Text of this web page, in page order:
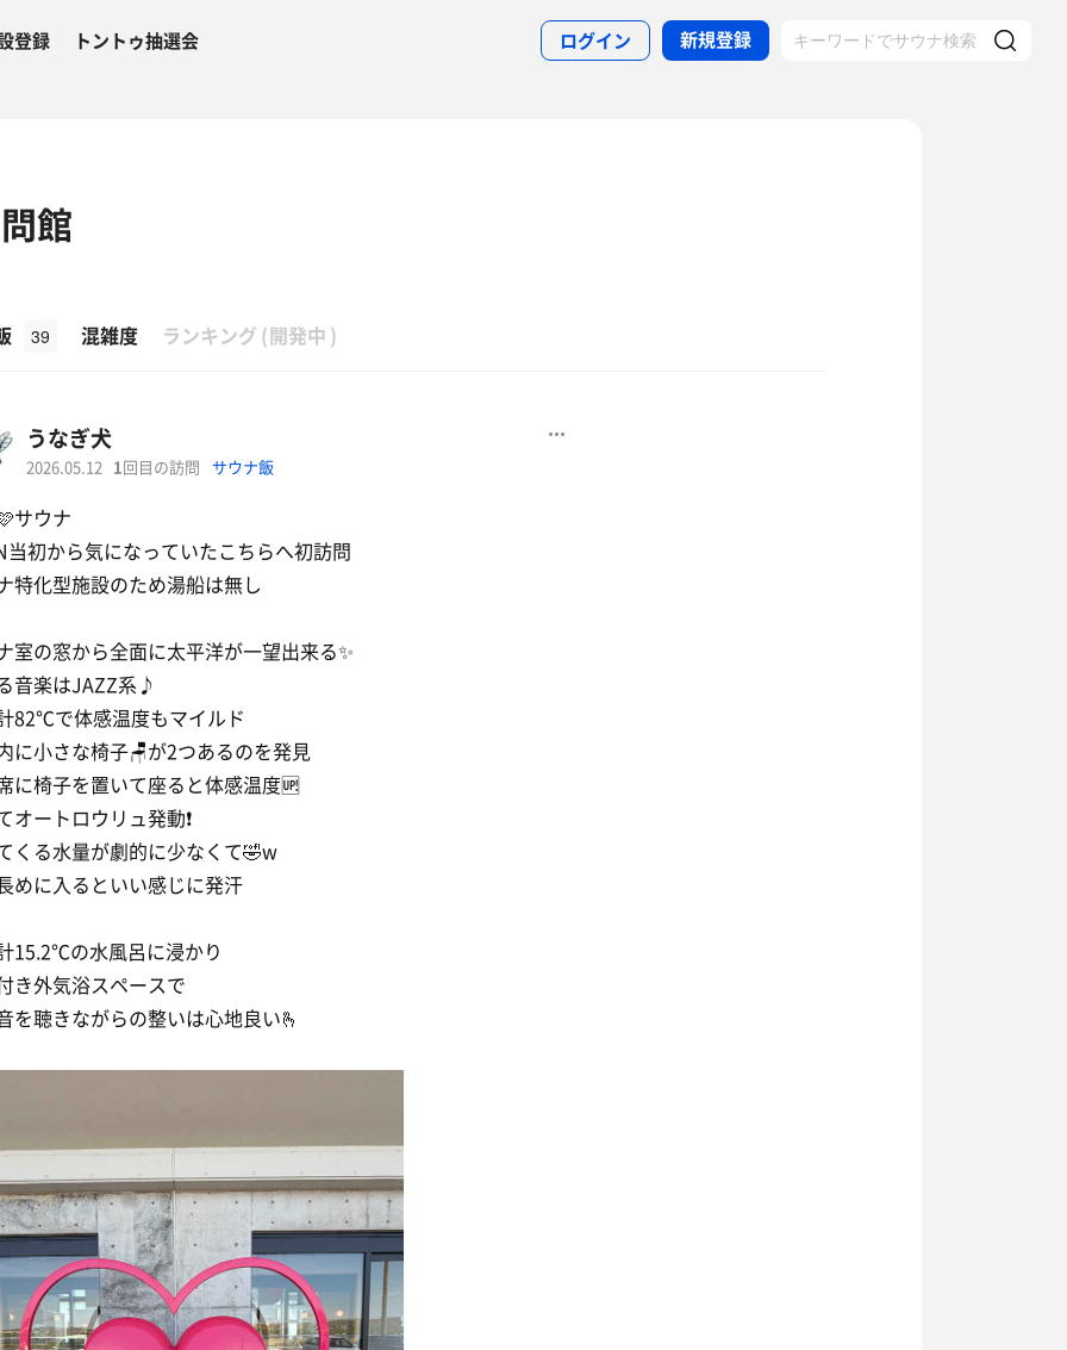
登録 トントゥ抽選会 ログイン 新規登録
館
39 混雑度 ランキング (開発中 )
うなぎ犬
2026.05.12 1 回目の訪問 サウナ飯
サウナ
当初から気になっていたこちらへ初訪問
特化型施設のため湯船は無し
室の窓から全面に太平洋が一望出来る✨
音楽はJAZZ系♪
82℃で体感温度もマイルド
に小さな椅子🪑が2つあるのを発見
に椅子を置いて座ると体感温度🆙
オートロウリュ発動❗️
くる水量が劇的に少なくて🤣w
めに入るといい感じに発汗
15.2℃の水風呂に浸かり
き外気浴スペースで
を聴きながらの整いは心地良い🫰